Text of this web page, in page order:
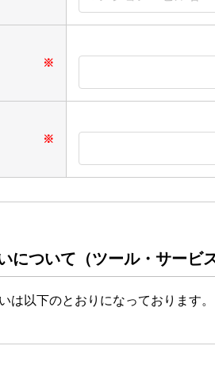
※
※
について（ツール・サービス
は以下のとおりになっております。